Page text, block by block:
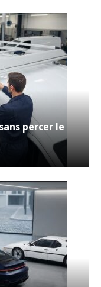
percer le